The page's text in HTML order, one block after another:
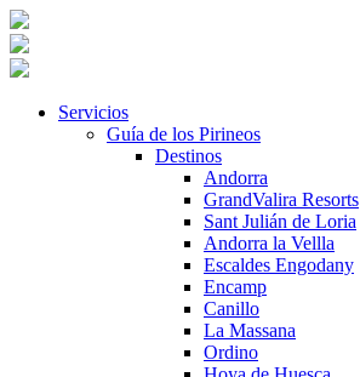
Servicios
Guía de los Pirineos
Destinos
Andorra
GrandValira Resorts
Sant Julián de Loria
Andorra la Vellla
Escaldes Engodany
Encamp
Canillo
La Massana
Ordino